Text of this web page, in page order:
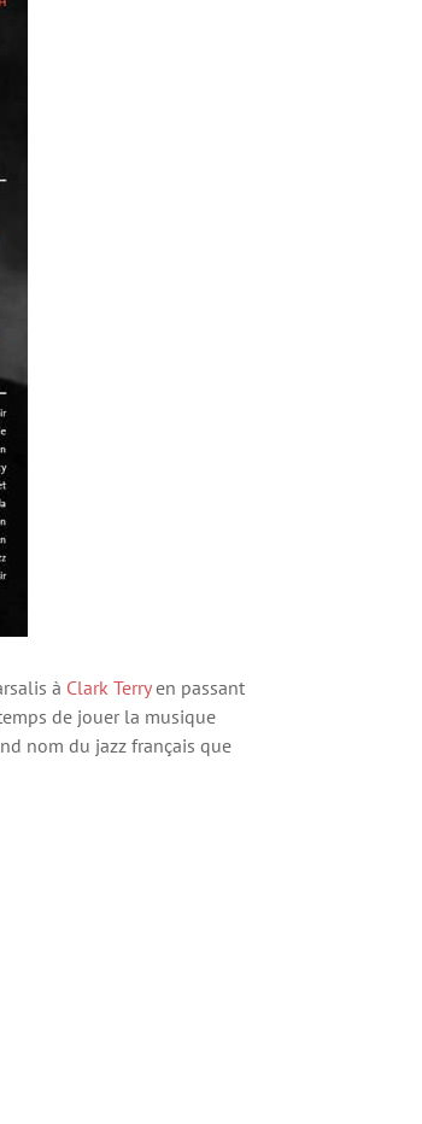
à Clark Terryen passant
de jouer la musique
nom du jazz français que